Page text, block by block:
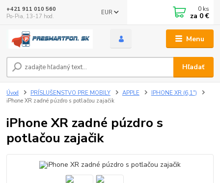
Menu
EUR
Hľadať
+421 911 010 560
Po-Pia, 13-17 hod.
0 ks
za 0 €
Úvod PRÍSLUŠENSTVO PRE MOBILY APPLE
IPHONE XR (6,1")
iPhone XR zadné púzdro s potlačou zajačik
iPhone XR zadné púzdro s
potlačou zajačik